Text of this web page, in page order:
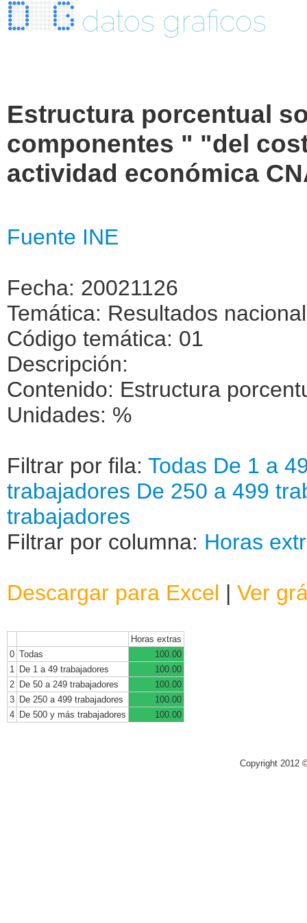
datos graficos
Estructura porcentual
componentes " "del
actividad económica
Fuente INE
Fecha: 20021126
Temática: Resultados
Código temática: 01
Descripción:
Contenido: Estructura
Unidades: %
Filtrar por fila: Todas De 1 a
trabajadores De 250 a 499
trabajadores
Filtrar por columna: Horas
Descargar para Excel | Ver
Horas extras
0 Todas
100.00
1
De 1 a 49 trabajadores
100.00
2 De 50 a 249 trabajadores
100.00
3 De 250 a 499 trabajadores
100.00
4 De 500 y más trabajadores 100.00
Copyright 2012